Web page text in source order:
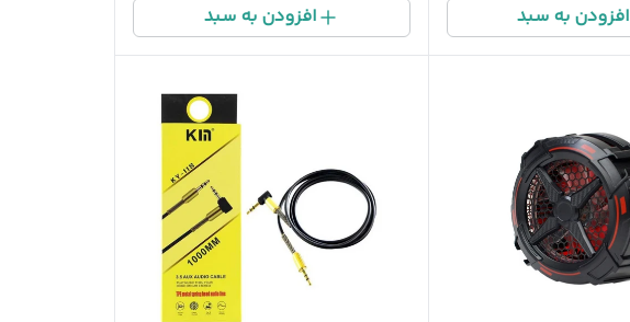
افزودن به سبد افزودن به سبد